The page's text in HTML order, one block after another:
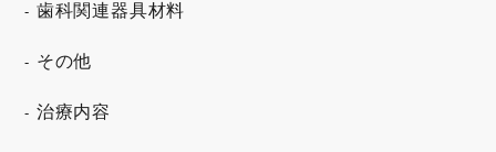
歯科関連器具材料
その他
治療内容